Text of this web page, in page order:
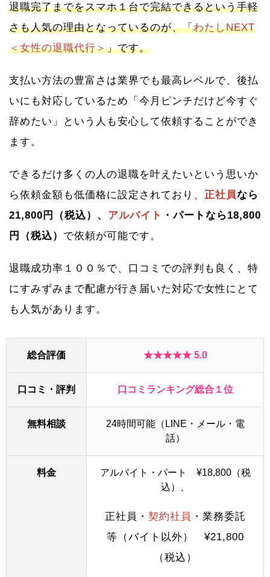
退職完了までをスマホ１台で完結できるという手軽
さも人気の理由となっているのが、「わたしNEXT
＜女性の退職代行＞」です。
支払い方法の豊富さは業界でも最高レベルで、後払
いにも対応しているため「今月ピンチだけど今すぐ
辞めたい」という人も安心して依頼することができ
ます。
できるだけ多くの人の退職を叶えたいという思いか
ら依頼金額も低価格に設定されており、 正社員なら
21,800円（税込）、 アルバイト ・パートなら18,800
円（税込） で依頼が可能です。
退職成功率１００％で、口コミでの評判も良く、特
にすみずみまで配慮が行き届いた対応で女性にとて
も人気があります。
総合評価 ★★★★★ 5.0
口コミ・評判 口コミランキング総合１位
無料相談
24時間可能（LINE・メール・電
話）
料金
アルバイト・パート ¥18,800（税
込）、
正社員・ 契約社員 ・業務委託
等（バイト以外） ¥21,800
（税込）